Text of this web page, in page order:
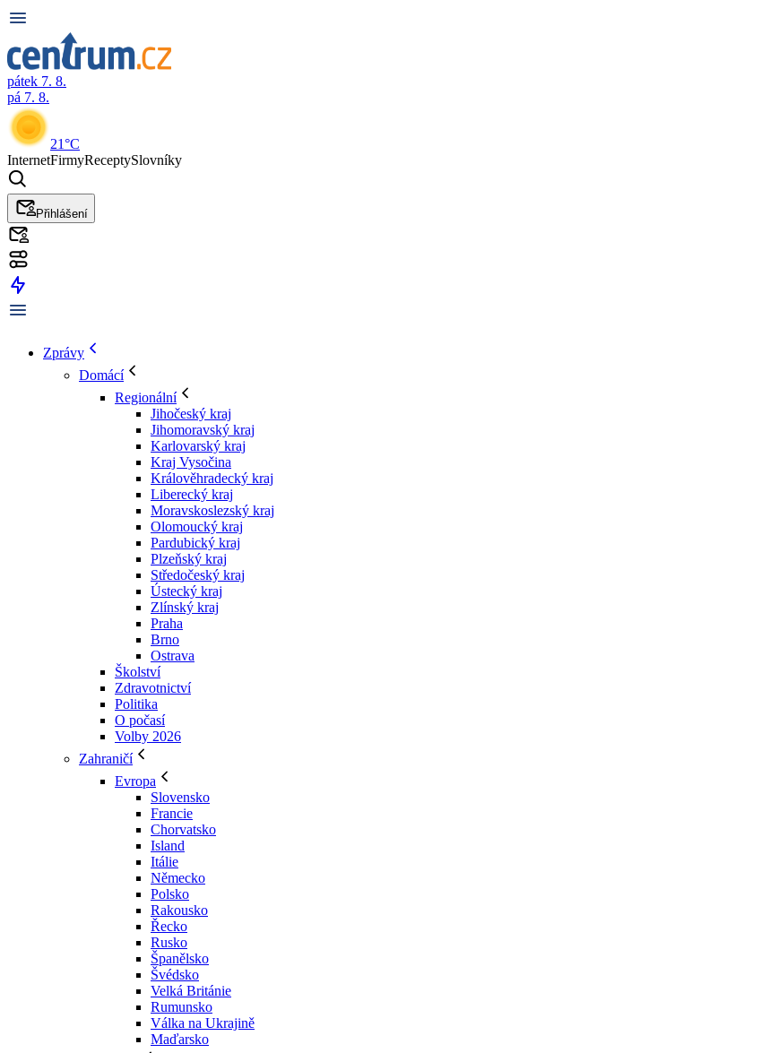
pátek 7. 8.
pá 7. 8.
21°C
InternetFirmyReceptySlovníky
Přihlášení
Zprávy
Domácí
Regionální
Jihočeský kraj
Jihomoravský kraj
Karlovarský kraj
Kraj Vysočina
Králověhradecký kraj
Liberecký kraj
Moravskoslezský kraj
Olomoucký kraj
Pardubický kraj
Plzeňský kraj
Středočeský kraj
Ústecký kraj
Zlínský kraj
Praha
Brno
Ostrava
Školství
Zdravotnictví
Politika
O počasí
Volby 2026
Zahraničí
Evropa
Slovensko
Francie
Chorvatsko
Island
Itálie
Německo
Polsko
Rakousko
Řecko
Rusko
Španělsko
Švédsko
Velká Británie
Rumunsko
Válka na Ukrajině
Maďarsko